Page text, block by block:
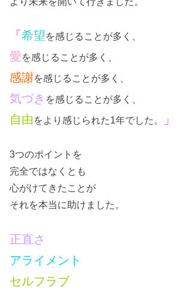
「希望を感じることが多く、
愛を感じることが多く、
感謝を感じることが多く、
気づき を感じることが多く、
自由 をより感じられた1年でした。 」
3つのポイントを
完全ではなくとも
心がけてきたことが
それを本当に助けました。
正直さ
アライメント
セルフラブ